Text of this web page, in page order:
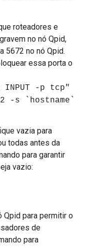
roteadores e
no nó Qpid,
5672 no nó Qpid.
essa porta o
-p tcp"
-s `hostname`
vazia para
todas antes da
para garantir
vazio:
Qpid para permitir o
de
para